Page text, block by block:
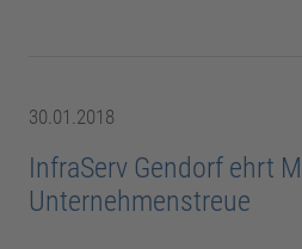
30.01.2018
InfraServ Gendorf ehrt
Unternehmenstreue